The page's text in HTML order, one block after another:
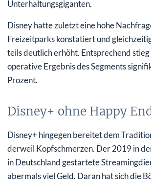
Unterhaltungsgiganten.
Disney hatte zuletzt eine hohe
Freizeitparks konstatiert und
teils deutlich erhöht. Entsprechend stieg
operative Ergebnis des Segments
Prozent.
Disney+ ohne Happy
Disney+ hingegen bereitet dem
derweil Kopfschmerzen. Der 2019 in
in Deutschland gestartete
abermals viel Geld. Daran hat sich die